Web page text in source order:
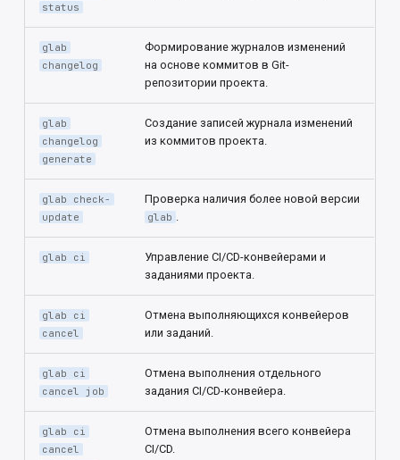
status
glab
changelog
Формирование журналов изменений
на основе коммитов в Git-
репозитории проекта.
glab
changelog
generate
Создание записей журнала изменений
из коммитов проекта.
glab check-
update
Проверка наличия более новой версии
glab .
glab ci
Управление CI/CD-конвейерами и
заданиями проекта.
glab ci
cancel
Отмена выполняющихся конвейеров
или заданий.
glab ci
cancel job
Отмена выполнения отдельного
задания CI/CD-конвейера.
glab ci
cancel
Отмена выполнения всего конвейера
CI/CD.